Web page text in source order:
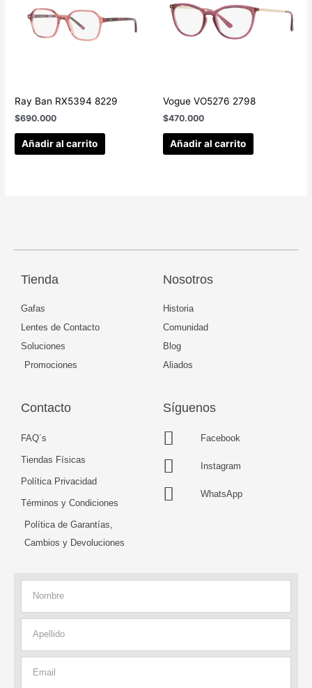
Ray Ban RX5394 8229
$690.000
Añadir al carrito
Vogue VO5276 2798
$470.000
Añadir al carrito
Tienda
Gafas
Lentes de Contacto
Soluciones
Promociones
Nosotros
Historia
Comunidad
Blog
Aliados
Contacto
FAQ´s
Tiendas Físicas
Política Privacidad
Términos y Condiciones
Política de Garantías,
Cambios y Devoluciones
Síguenos
Facebook
Instagram
WhatsApp